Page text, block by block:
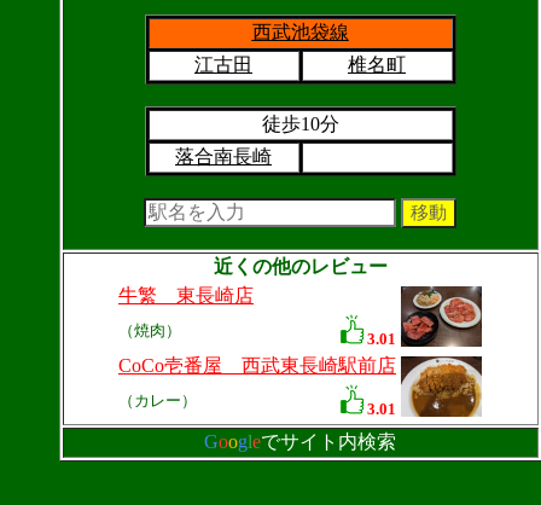
西武池袋線
江古田
椎名町
徒歩10分
落合南長崎
近くの他のレビュー
牛繁 東長崎店
（焼肉） 3.01
CoCo壱番屋 西武東長崎駅前店
（カレー） 3.01
Googleでサイト内検索